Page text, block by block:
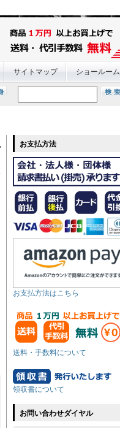
サイトマップ ショールーム
お支払方法
お支払方法はこちら
送料・手数料について
領収書について
お問い合わせダイヤル